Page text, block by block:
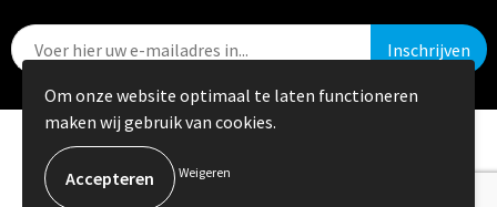
© Copyright Crystal Promotions 2024
Om onze website optimaal te laten functioneren
maken wij gebruik van cookies.
Weigeren